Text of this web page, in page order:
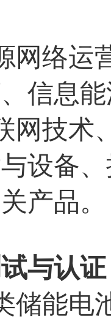
网络运
信息
网技术
设备
产品。
与认证
储能电